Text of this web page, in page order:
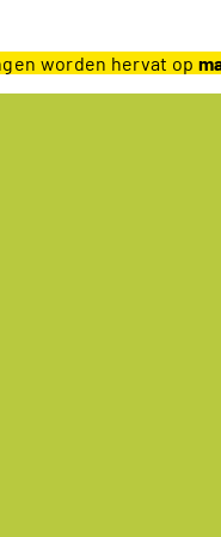
worden hervat op